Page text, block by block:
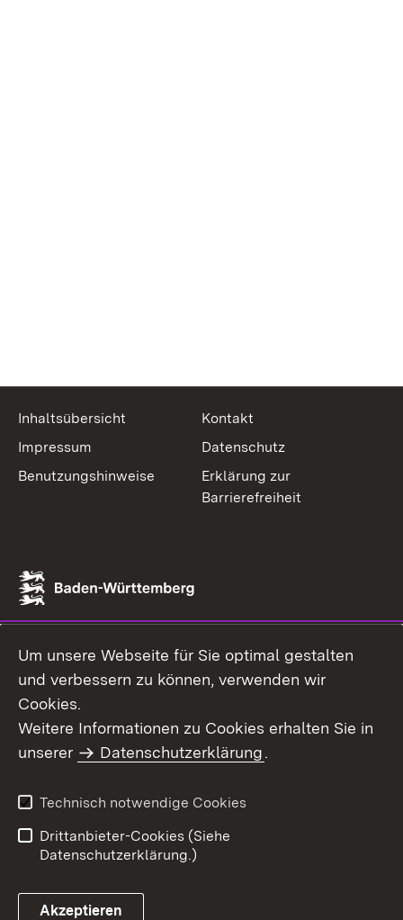
Inhaltsübersicht
Kontakt
Impressum
Datenschutz
Benutzungshinweise
Erklärung zur
Barrierefreiheit
Um unsere Webseite für Sie optimal gestalten
und verbessern zu können, verwenden wir
Cookies.
Weitere Informationen zu Cookies erhalten Sie in
unserer
Datenschutzerklärung.
Technisch notwendige Cookies
Drittanbieter-Cookies (Siehe
Datenschutzerklärung.)
Akzeptieren